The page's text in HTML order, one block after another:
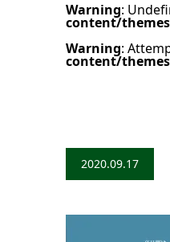
Warning:
content/
Warning:
content/
2020.09.17